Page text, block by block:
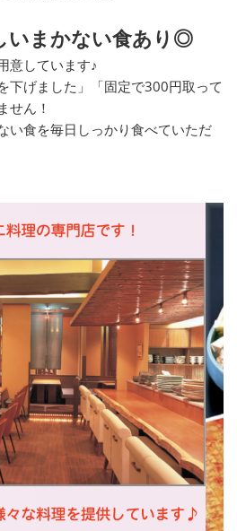
いまかない食あり◎
意しています♪
下げました」「固定で300円取って
せん！
い食を毎日しっかり食べていただ